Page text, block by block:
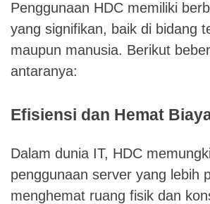
Penggunaan HDC memiliki
yang signifikan, baik di bidang
maupun manusia. Berikut
antaranya:
Efisiensi dan Hemat
Dalam dunia IT, HDC
penggunaan server yang lebih
menghemat ruang fisik dan